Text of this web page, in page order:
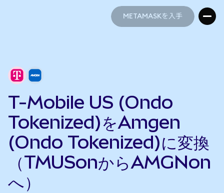
METAMASKを入手
T-Mobile US (Ondo
Tokenized)をAmgen
(Ondo Tokenized)に変換
（TMUSonからAMGNon
へ）